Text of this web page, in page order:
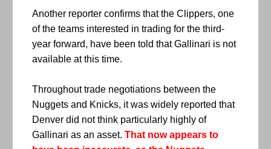
Another reporter confirms that the Clippers, one
of the teams interested in trading for the third-
year forward, have been told that Gallinari is not
available at this time.
Throughout trade negotiations between the
Nuggets and Knicks, it was widely reported that
Denver did not think particularly highly of
Gallinari as an asset. That now appears to